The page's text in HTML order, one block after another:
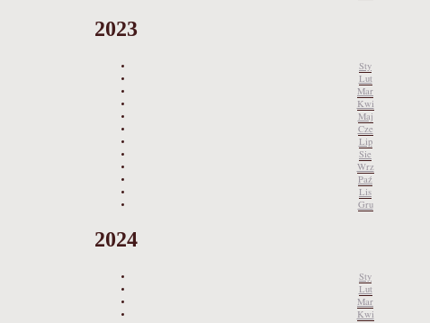
2023
Sty
Lut
Mar
Kwi
Maj
Cze
Lip
Sie
Wrz
Paź
Lis
Gru
2024
Sty
Lut
Mar
Kwi